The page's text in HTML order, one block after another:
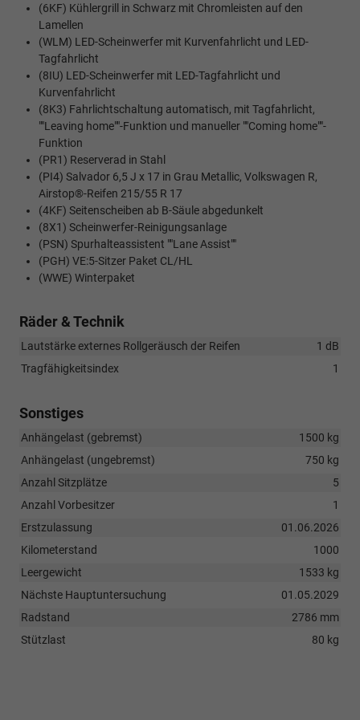
(6KF) Kühlergrill in Schwarz mit Chromleisten auf den
Lamellen
(WLM) LED-Scheinwerfer mit Kurvenfahrlicht und LED-
Tagfahrlicht
(8IU) LED-Scheinwerfer mit LED-Tagfahrlicht und
Kurvenfahrlicht
(8K3) Fahrlichtschaltung automatisch, mit Tagfahrlicht,
""Leaving home""-Funktion und manueller ""Coming home""-
Funktion
(PR1) Reserverad in Stahl
(PI4) Salvador 6,5 J x 17 in Grau Metallic, Volkswagen R,
Airstop®-Reifen 215/55 R 17
(4KF) Seitenscheiben ab B-Säule abgedunkelt
(8X1) Scheinwerfer-Reinigungsanlage
(PSN) Spurhalteassistent ""Lane Assist""
(PGH) VE:5-Sitzer Paket CL/HL
(WWE) Winterpaket
Räder & Technik
Lautstärke externes Rollgeräusch der Reifen
1 dB
Tragfähigkeitsindex
1
Sonstiges
Anhängelast (gebremst)
1500 kg
Anhängelast (ungebremst)
750 kg
Anzahl Sitzplätze
5
Anzahl Vorbesitzer
1
Erstzulassung
01.06.2026
Kilometerstand
1000
Leergewicht
1533 kg
Nächste Hauptuntersuchung
01.05.2029
Radstand
2786 mm
Stützlast
80 kg